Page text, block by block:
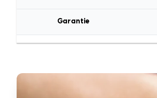
Garantie